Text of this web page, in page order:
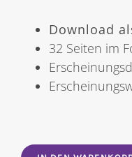
Download
32 Seiten im